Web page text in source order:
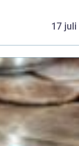
17 juli